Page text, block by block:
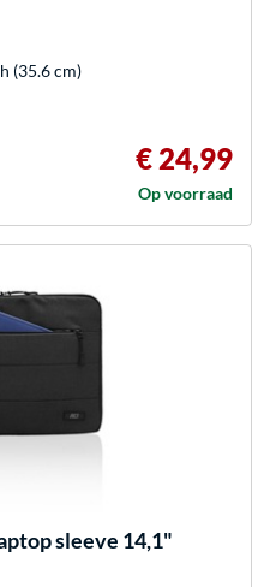
(35.6 cm)
€ 24,99
Op voorraad
sleeve 14,1"